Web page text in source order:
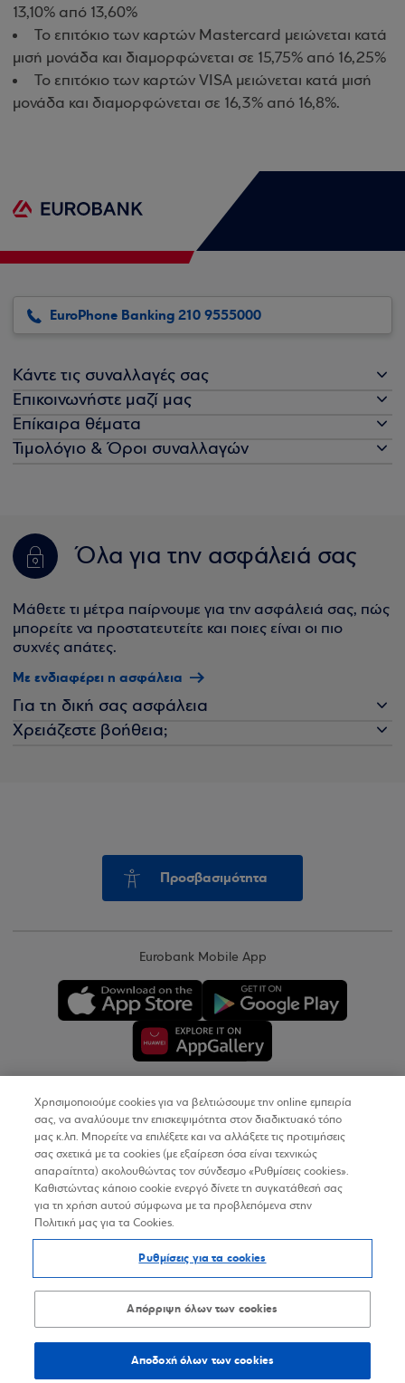
13,10% από 13,60%
Το επιτόκιο των καρτών Mastercard μειώνεται κατά
μισή μονάδα και διαμορφώνεται σε 15,75% από 16,25%
Το επιτόκιο των καρτών VISA μειώνεται κατά μισή
μονάδα και διαμορφώνεται σε 16,3% από 16,8%.
EuroPhone Banking 210 9555000
Κάντε τις συναλλαγές σας
Επικοινωνήστε μαζί μας
Επίκαιρα θέματα
Τιμολόγιο & Όροι συναλλαγών
Όλα για την ασφάλειά σας
Μάθετε τι μέτρα παίρνουμε για την ασφάλειά σας, πώς
μπορείτε να προστατευτείτε και ποιες είναι οι πιο
συχνές απάτες.
Με ενδιαφέρει η ασφάλεια
Για τη δική σας ασφάλεια
Χρειάζεστε βοήθεια;
Προσβασιμότητα
Eurobank Mobile App
Copyright © 2026
Όροι Χρήσης
Προσωπικά Δεδομένα στον Διαδικτυακό Τόπο
Δήλωση Προσβασιμότητας
Sitemap
Χρησιμοποιούμε cookies για να βελτιώσουμε την online εμπειρία
σας, να αναλύουμε την επισκεψιμότητα στον διαδικτυακό τόπο
μας κ.λπ. Μπορείτε να επιλέξετε και να αλλάξετε τις προτιμήσεις
σας σχετικά με τα cookies (με εξαίρεση όσα είναι τεχνικώς
απαραίτητα) ακολουθώντας τον σύνδεσμο «Ρυθμίσεις cookies».
Καθιστώντας κάποιο cookie ενεργό δίνετε τη συγκατάθεσή σας
για τη χρήση αυτού σύμφωνα με τα προβλεπόμενα στην
Πολιτική μας για τα Cookies.
Ρυθμίσεις για τα cookies
Απόρριψη όλων των cookies
Αποδοχή όλων των cookies